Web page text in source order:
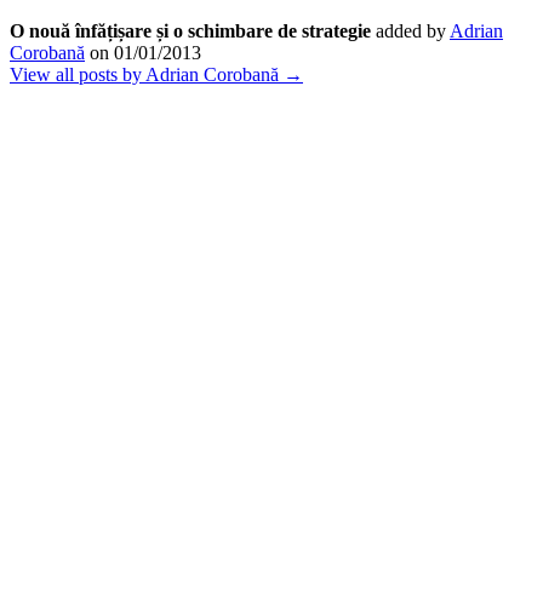
O nouă înfățișare și o schimbare de strategie added by Adrian
Corobană on 01/01/2013
View all posts by Adrian Corobană →